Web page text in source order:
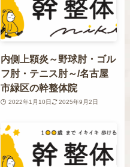
内側上顆炎～野球肘・ゴル
フ肘・テニス肘～/名古屋
市緑区の幹整体院
2022年1月10日 2025年9月2日